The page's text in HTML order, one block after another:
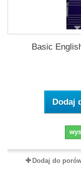
Basic
Dodaj
Dodaj do